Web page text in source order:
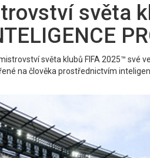
světa
světa klubů FIFA 2025™
na člověka prostřednictvím